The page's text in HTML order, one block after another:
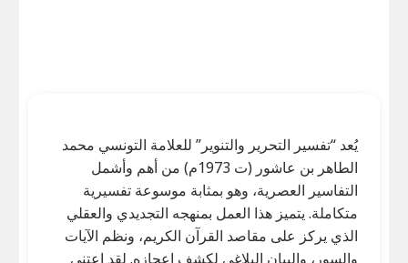
يُعد “تفسير التحرير والتنوير” للعلامة التونسي محمد
الطاهر بن عاشور (ت 1973م) من أهم وأشمل
التفاسير العصرية، وهو بمثابة موسوعة تفسيرية
متكاملة. يتميز هذا العمل بمنهجه التجديدي والعقلي
الذي يركز على مقاصد القرآن الكريم، ونظم الآيات
والسور، والبيان البلاغي لكشف إعجازه. لقد اعتنى